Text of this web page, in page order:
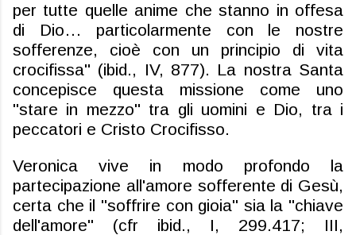
per tutte quelle anime che stanno in offesa
di Dio… particolarmente con le nostre
sofferenze, cioè con un principio di vita
crocifissa" (ibid., IV, 877). La nostra Santa
concepisce questa missione come uno
"stare in mezzo" tra gli uomini e Dio, tra i
peccatori e Cristo Crocifisso.
Veronica vive in modo profondo la
partecipazione all'amore sofferente di Gesù,
certa che il "soffrire con gioia" sia la "chiave
dell'amore" (cfr ibid., I, 299.417; III,